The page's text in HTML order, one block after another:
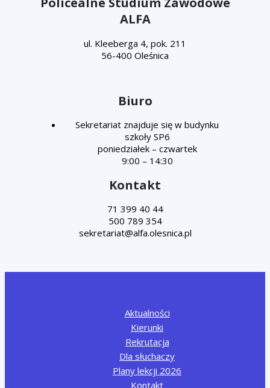
ALFA
ul. Kleeberga 4, pok. 211
56-400 Oleśnica
Biuro
Sekretariat znajduje się w budynku
szkoły SP6
poniedziałek – czwartek
9:00 – 14:30
Kontakt
71 399 40 44
500 789 354
Aktualności
Kierunki
Rekrutacja
Dla słuchaczy
Plany lekcji 2026
Kontakt